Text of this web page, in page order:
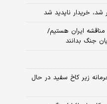
ایران هستیم/
جنگ بدانند
زیر کاخ سفید در حال